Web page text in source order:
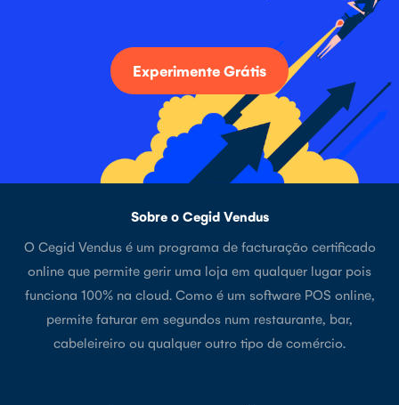
Experimente Grátis
Sobre o Cegid Vendus
O Cegid Vendus é um programa de facturação certificado
online que permite gerir uma loja em qualquer lugar pois
funciona 100% na cloud. Como é um software POS online,
permite faturar em segundos num restaurante, bar,
cabeleireiro ou qualquer outro tipo de comércio.